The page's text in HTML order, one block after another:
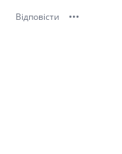
Відповісти •••